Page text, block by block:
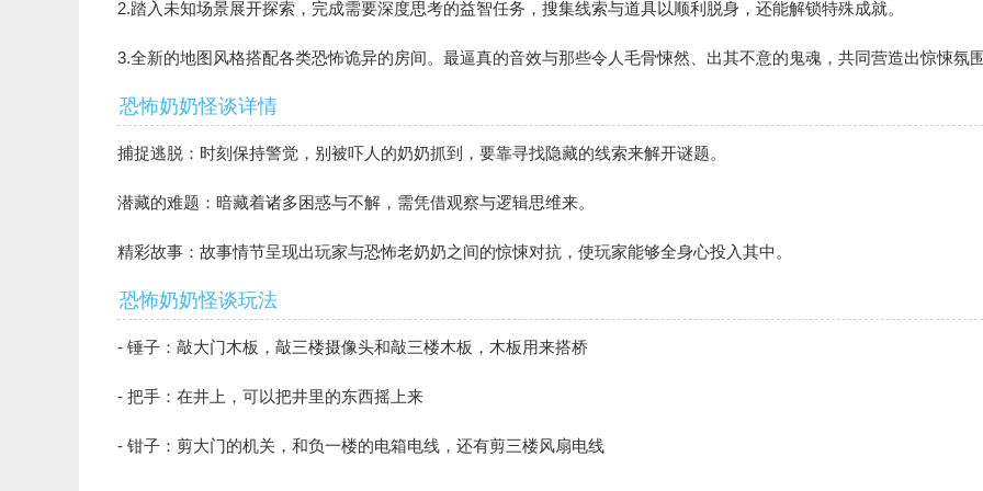
2.踏入未知场景展开探索，完成需要深度思考的益智任务，搜集线索与道具以顺利脱身，还能解锁特殊成就。
3.全新的地图风格搭配各类恐怖诡异的房间。最逼真的音效与那些令人毛骨悚然、出其不意的鬼魂，共同营造出惊悚氛
恐怖奶奶怪谈详情
捕捉逃脱：时刻保持警觉，别被吓人的奶奶抓到，要靠寻找隐藏的线索来解开谜题。
潜藏的难题：暗藏着诸多困惑与不解，需凭借观察与逻辑思维来。
精彩故事：故事情节呈现出玩家与恐怖老奶奶之间的惊悚对抗，使玩家能够全身心投入其中。
恐怖奶奶怪谈玩法
- 锤子：敲大门木板，敲三楼摄像头和敲三楼木板，木板用来搭桥
- 把手：在井上，可以把井里的东西摇上来
- 钳子：剪大门的机关，和负一楼的电箱电线，还有剪三楼风扇电线